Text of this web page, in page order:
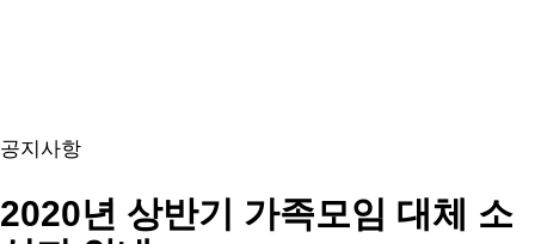
공지사항
2020년 상반기 가족모임 대체 소